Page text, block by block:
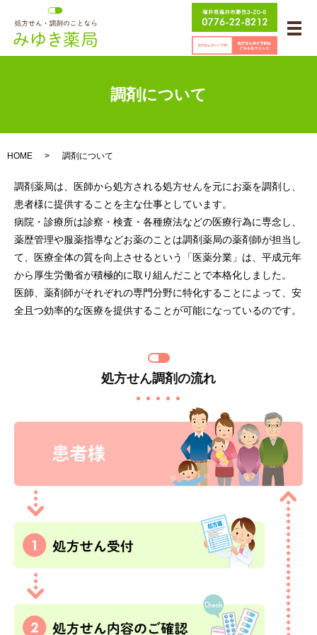
メ
調剤について
HOME 調剤について
調剤薬局は、医師から処方される処方せんを元にお薬を調剤し、
患者様に提供することを主な仕事としています。
病院・診療所は診察・検査・各種療法などの医療行為に専念し、
薬歴管理や服薬指導などお薬のことは調剤薬局の薬剤師が担当し
て、医療全体の質を向上させるという「医薬分業」は、平成元年
から厚生労働省が積極的に取り組んだことで本格化しました。
医師、薬剤師がそれぞれの専門分野に特化することによって、安
全且つ効率的な医療を提供することが可能になっているのです。
処方せん調剤の流れ